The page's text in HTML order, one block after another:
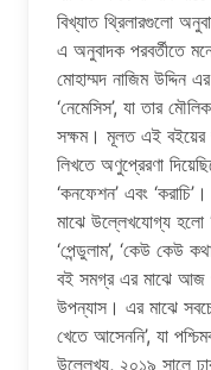
বিখ্যাত থ্রিলারগুলো
এ অনুবাদক পরবর্তীতে
মোহাম্মদ নাজিম উদ্দিন
‘নেমেসিস’, যা তার
সক্ষম। মূলত এই বইয়ের
লিখতে অণুপ্রেরণা
‘কনফেশন’ এবং
মাঝে উল্লেখযোগ্য হলো
‘পেন্ডুলাম’, ‘কেউ কেউ
বই সমগ্র এর মাঝে আজ
উপন্যাস। এর মাঝে
খেতে আসেননি’, যা
উল্লেখ্য, ২০১৯ সালে